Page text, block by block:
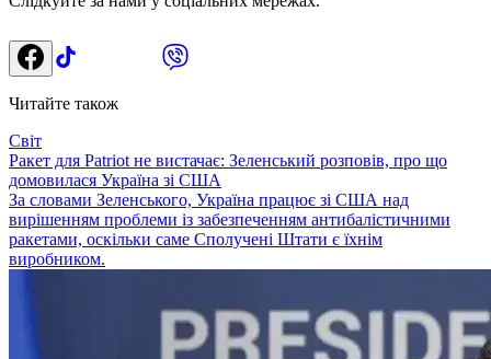
Читайте також
Світ
Ракет для Patriot не вистачає: Зеленський розповів, про що
домовилася Україна зі США
За словами Зеленського, Україна працює зі США над
вирішенням проблеми із забезпеченням антибалістичними
ракетами, оскільки саме Сполучені Штати є їхнім
виробником.